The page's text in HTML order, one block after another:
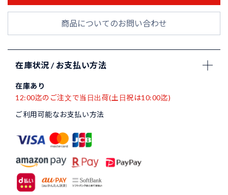
商品についてのお問い合わせ
在庫状況 / お支払い方法
在庫あり
12:00迄のご注文で当日出荷(土日祝は10:00迄)
ご利用可能なお支払い方法